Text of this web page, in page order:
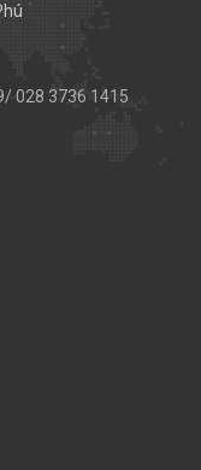
028 3736 1415